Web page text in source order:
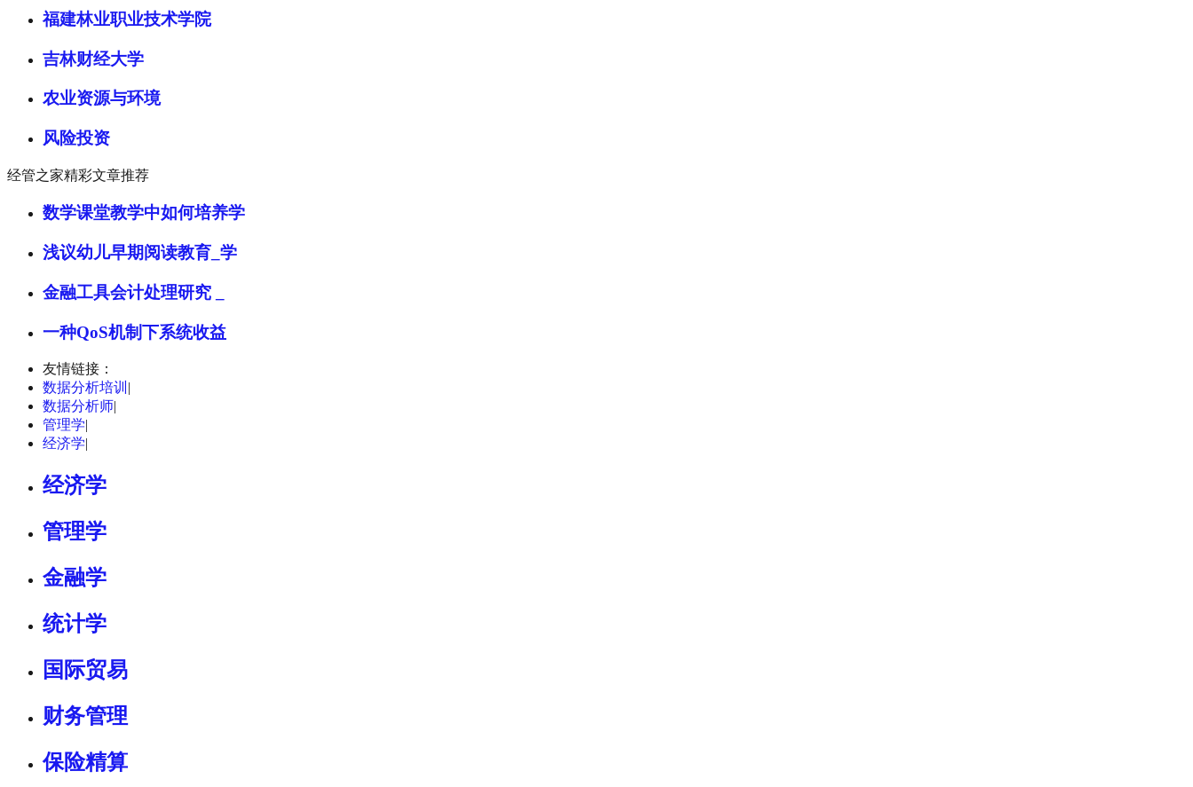
福建林业职业技术学院
吉林财经大学
农业资源与环境
风险投资
经管之家精彩文章推荐
数学课堂教学中如何培养学
浅议幼儿早期阅读教育_学
金融工具会计处理研究 _
一种QoS机制下系统收益
友情链接：
数据分析培训 |
数据分析师|
管理学|
经济学|
经济学
管理学
金融学
统计学
国际贸易
财务管理
保险精算